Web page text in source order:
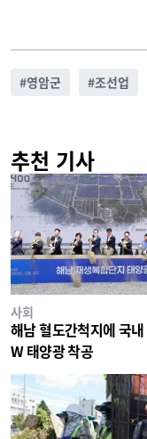
#영암군 #조선업
추천 기사
사회
해남 혈도간척지에 국
W 태양광 착공